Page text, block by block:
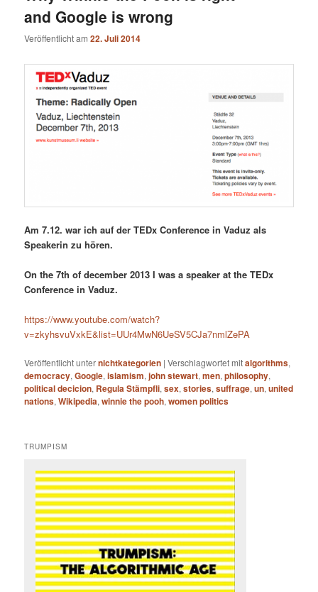
and Google is wrong
Veröffentlicht am22. Juli 2014
Am 7.12. war ich auf der TEDx Conference in Vaduz als
Speakerin zu hören.
On the 7th of december 2013 I was a speaker at the TEDx
Conference in Vaduz.
https://www.youtube.com/watch?
v=zkyhsvuVxkE&list=UUr4MwN6UeSV5CJa7nmlZePA
Veröffentlicht unternichtkategorien |Verschlagwortet mitalgorithms,
democracy,Google,islamism,john stewart,men,philosophy,
political decicion, Regula Stämpfli,sex,stories,suffrage,un,united
nations,Wikipedia,winnie the pooh,women politics
TRUMPISM